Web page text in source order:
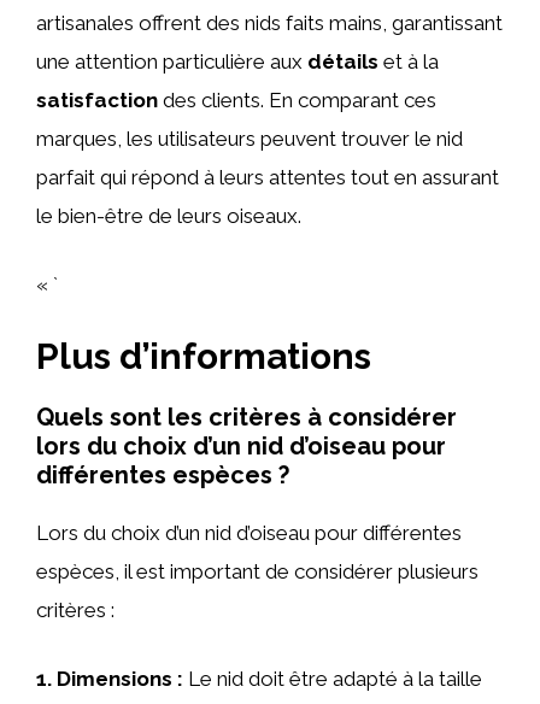
artisanales offrent des nids faits mains, garantissant
une attention particulière aux détails et à la
satisfaction des clients. En comparant ces
marques, les utilisateurs peuvent trouver le nid
parfait qui répond à leurs attentes tout en assurant
le bien-être de leurs oiseaux.
« `
Plus d’informations
Quels sont les critères à considérer
lors du choix d’un nid d’oiseau pour
différentes espèces ?
Lors du choix d’un nid d’oiseau pour différentes
espèces, il est important de considérer plusieurs
critères :
1. Dimensions : Le nid doit être adapté à la taille